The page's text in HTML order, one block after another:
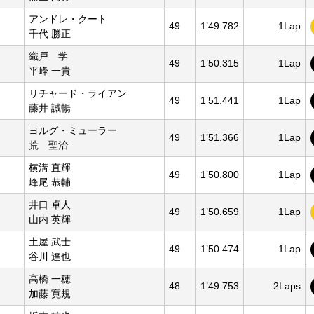
アンドレ・クート
千代 勝正
49 1’49.782 1Lap
織戸 学
平峰 一貴
49 1’50.315 1Lap
リチャード・ライアン
藤井 誠暢
49 1’51.441 1Lap
ヨルグ・ミューラー
荒 聖治
49 1’51.366 1Lap
横溝 直輝
峰尾 恭輔
49 1’50.800 1Lap
井口 卓人
山内 英輝
49 1’50.659 1Lap
土屋 武士
谷川 達也
49 1’50.474 1Lap
高橋 一穂
加藤 寛規
48 1’49.753 2Laps